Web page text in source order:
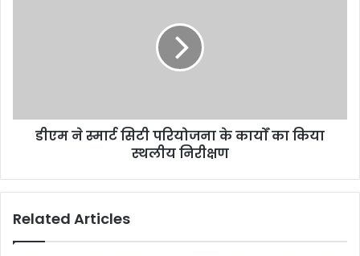
डीएम ने स्मार्ट सिटी परियोजना के कार्यों का किया
स्थलीय निरीक्षण
Related Articles